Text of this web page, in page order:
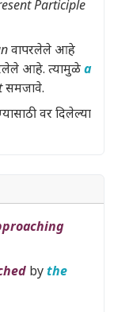
Participle
वापरलेले आहे
आहे. त्यामुळेa
समजावे.
वर दिलेल्या
bythe